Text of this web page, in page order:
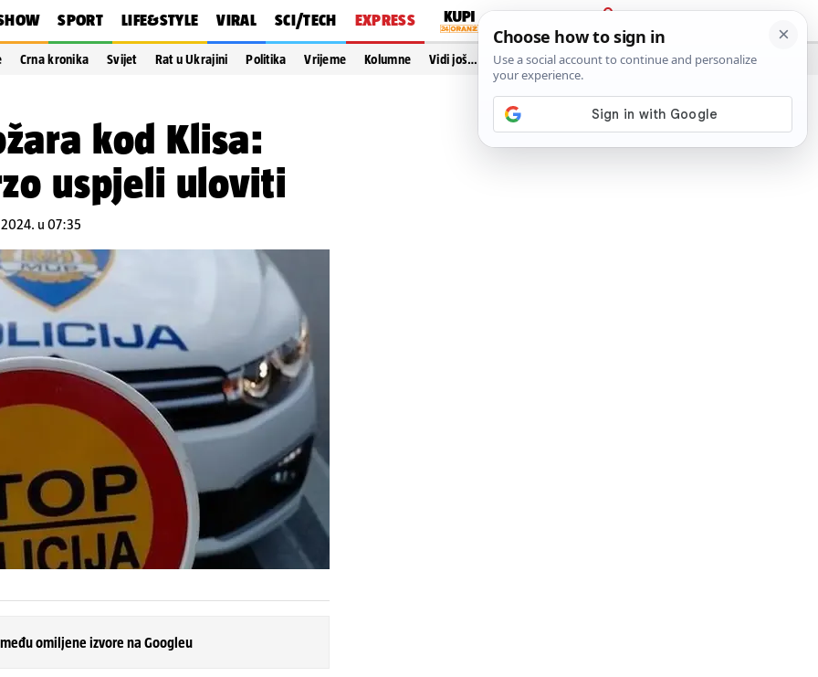
SPORT LIFE&STYLE VIRAL SCI/TECH EXPRESS
PRIJAVA
Crna kronika Svijet Rat u Ukrajini Politika Vrijeme Kolumne Vidi još…
kod Klisa:
uspjeli uloviti
u 07:35
omiljene izvore na Googleu